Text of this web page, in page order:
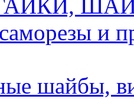
и
шайбы,